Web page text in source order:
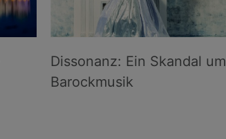
Dissonanz: Ein Skandal um
Barockmusik